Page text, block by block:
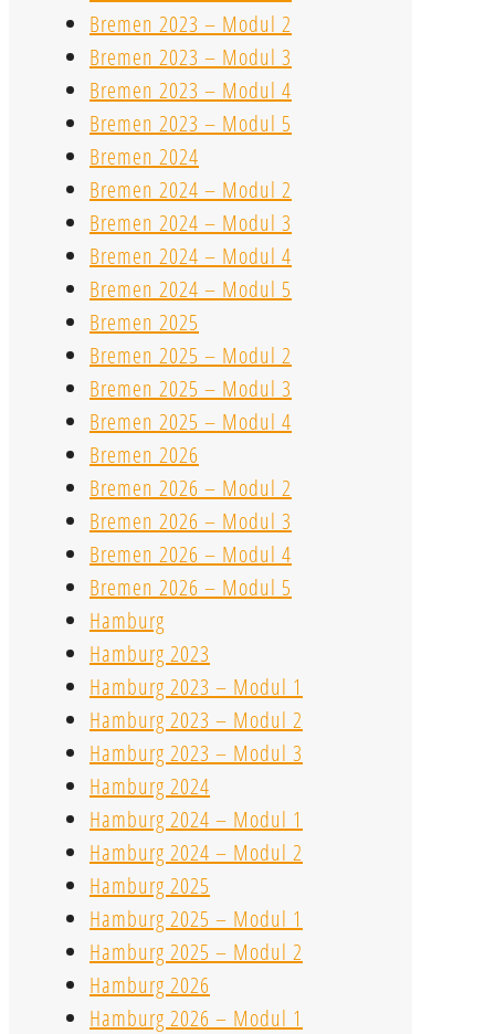
Bremen 2023 – Modul 2
Bremen 2023 – Modul 3
Bremen 2023 – Modul 4
Bremen 2023 – Modul 5
Bremen 2024
Bremen 2024 – Modul 2
Bremen 2024 – Modul 3
Bremen 2024 – Modul 4
Bremen 2024 – Modul 5
Bremen 2025
Bremen 2025 – Modul 2
Bremen 2025 – Modul 3
Bremen 2025 – Modul 4
Bremen 2026
Bremen 2026 – Modul 2
Bremen 2026 – Modul 3
Bremen 2026 – Modul 4
Bremen 2026 – Modul 5
Hamburg
Hamburg 2023
Hamburg 2023 – Modul 1
Hamburg 2023 – Modul 2
Hamburg 2023 – Modul 3
Hamburg 2024
Hamburg 2024 – Modul 1
Hamburg 2024 – Modul 2
Hamburg 2025
Hamburg 2025 – Modul 1
Hamburg 2025 – Modul 2
Hamburg 2026
Hamburg 2026 – Modul 1